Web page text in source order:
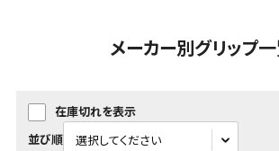
メーカー別グリップ
在庫切れを表示
並び順